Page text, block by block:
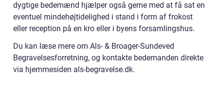
dygtige bedemænd hjælper også gerne med at få sat en
eventuel mindehøjtidelighed i stand i form af frokost
eller reception på en kro eller i byens forsamlingshus.
Du kan læse mere om Als- & Broager-Sundeved
Begravelsesforretning, og kontakte bedemanden direkte
via hjemmesiden als-begravelse.dk.